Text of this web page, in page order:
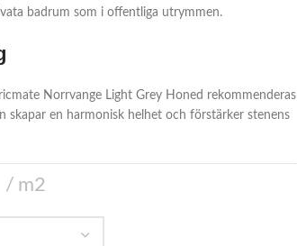
badrum som i offentliga utrymmen.
Norrvange Light Grey Honed rekommenderas
skapar en harmonisk helhet och förstärker stenens
m2